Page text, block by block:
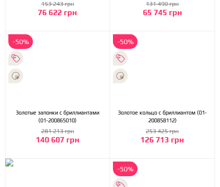
76 622 грн
153 243 грн
65 745 грн
131 490 грн
-50%
Золотые запонки с бриллиантами
(01-200865010)
140 607 грн
281 213 грн
-50%
Золотое кольцо с бриллиантом (01-
200858112)
126 713 грн
253 425 грн
-50%